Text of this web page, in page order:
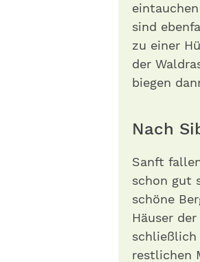
sind
zu einer
der
biegen
Nach
Sanft
schon gut
schöne
Häuser
schließlich
restlichen